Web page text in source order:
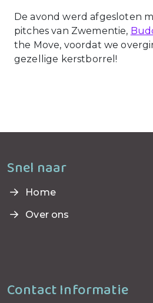
De avond werd afgesloten
pitches van Zwementie,
the Move, voordat we
gezellige kerstborrel!
Snel naar
Home
Over ons
Contact Informatie